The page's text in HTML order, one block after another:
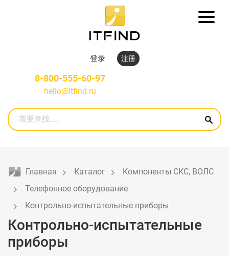
登录 注册
8-800-555-60-97
hello@itfind.ru
Главная Каталог
Компоненты СКС, ВОЛС
Телефонное оборудование
Контрольно-испытательные приборы
Контрольно-испытательные
приборы